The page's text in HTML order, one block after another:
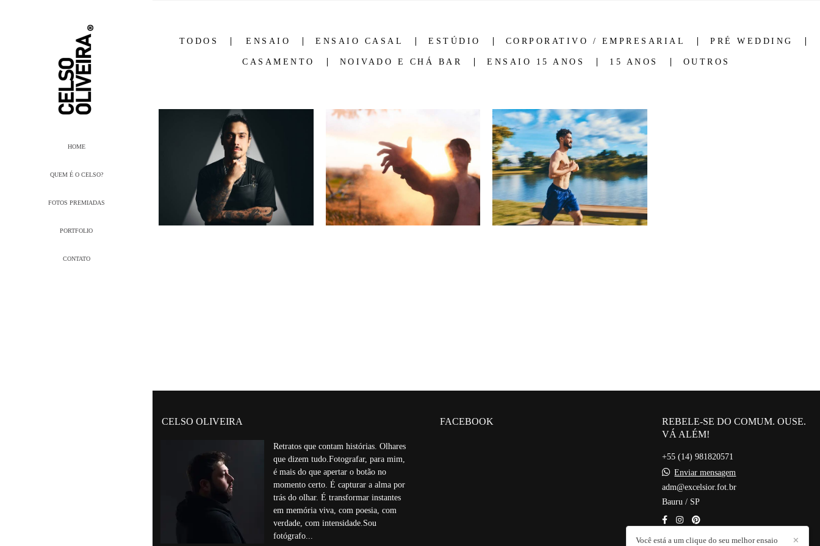
HOME
QUEM É O CELSO?
FOTOS PREMIADAS
PORTFOLIO
CONTATO
TODOS ENSAIO ENSAIO CASAL ESTÚDIO CORPORATIVO / EMPRESARIAL PRÉ WEDDING
CASAMENTO NOIVADO E CHÁ BAR ENSAIO 15 ANOS 15 ANOS OUTROS
CELSO OLIVEIRA
Retratos que contam histórias. Olhares
que dizem tudo.Fotografar, para mim,
é mais do que apertar o botão no
momento certo. É capturar a alma por
trás do olhar. É transformar instantes
em memória viva, com poesia, com
verdade, com intensidade.Sou
fotógrafo...
FACEBOOK
REBELE-SE DO COMUM. OUSE.
VÁ ALÉM!
+55 (14) 981820571
Enviar mensagem
adm@excelsior.fot.br
Bauru / SP
✕
Você está a um clique do seu melhor ensaio